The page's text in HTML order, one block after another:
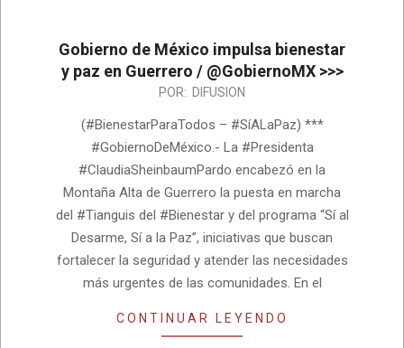
Gobierno de México impulsa bienestar
y paz en Guerrero / @GobiernoMX >>>
POR: DIFUSION
(#BienestarParaTodos – #SíALaPaz) ***
#GobiernoDeMéxico.- La #Presidenta
#ClaudiaSheinbaumPardo encabezó en la
Montaña Alta de Guerrero la puesta en marcha
del #Tianguis del #Bienestar y del programa “Sí al
Desarme, Sí a la Paz”, iniciativas que buscan
fortalecer la seguridad y atender las necesidades
más urgentes de las comunidades. En el
CONTINUAR LEYENDO